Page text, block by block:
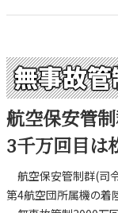
無事故
航空保安管
3千万回目は
航空保安管制群(司
第4航空団所属機の着